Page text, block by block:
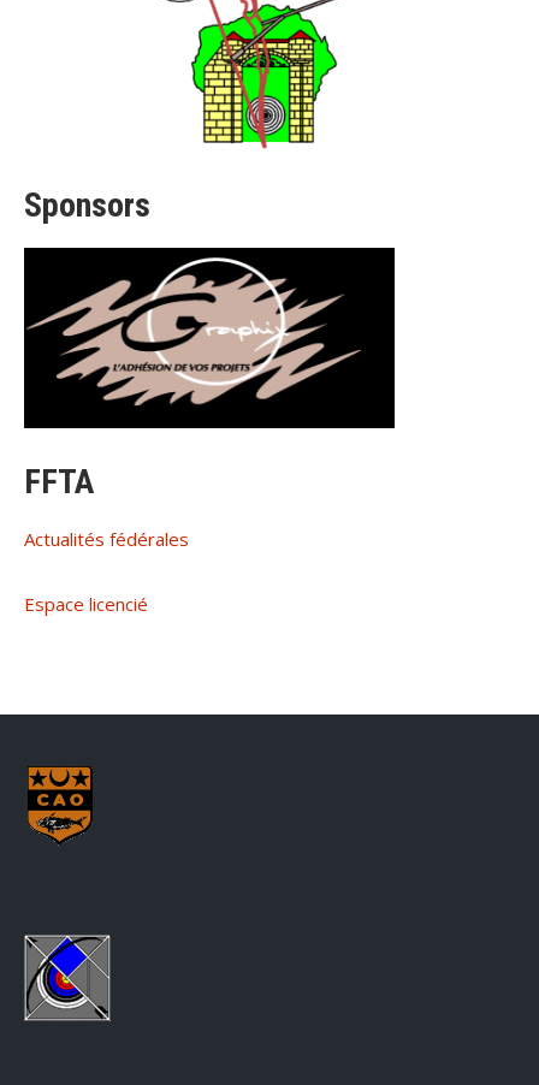
Sponsors
FFTA
Actualités fédérales
Espace licencié